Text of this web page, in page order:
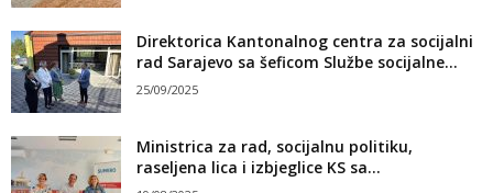
Direktorica Kantonalnog centra za socijalni
rad Sarajevo sa šeficom Službe socijalne...
25/09/2025
Ministrica za rad, socijalnu politiku,
raseljena lica i izbjeglice KS sa...